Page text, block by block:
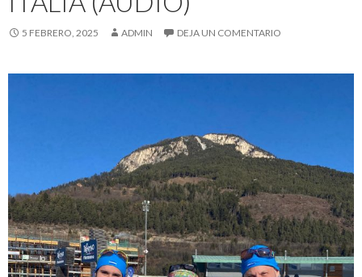
5 FEBRERO, 2025 ADMIN DEJA UN COMENTARIO